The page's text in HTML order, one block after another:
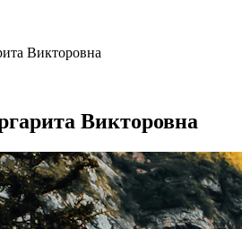
Викторовна
Викторовна